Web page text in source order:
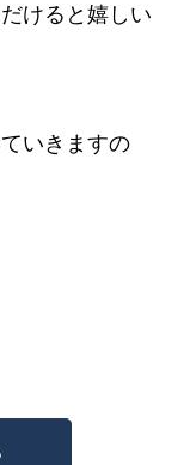
けると嬉しい
いきますの